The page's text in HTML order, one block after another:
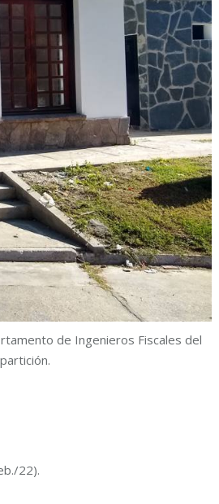
de Ingenieros Fiscales del
22).